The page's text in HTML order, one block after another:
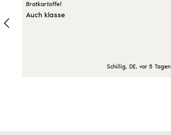
Bratkartoffel
Auch klasse
Schillig, DE, vor 5 Tagen